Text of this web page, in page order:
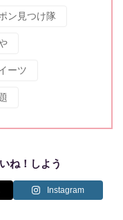
ン見つけ隊
ーツ
ね！しよう
Instagram